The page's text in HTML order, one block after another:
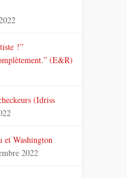
!”
(E&R)
(Idriss
et Washington
2022